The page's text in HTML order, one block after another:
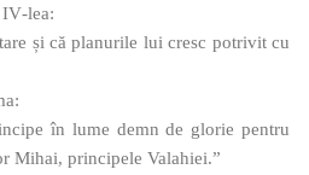
și că planurile lui cresc potrivit cu
în lume demn de glorie pentru
Mihai, principele Valahiei.”